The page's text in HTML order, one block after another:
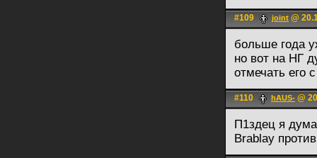
#109 joint @
больше года
но вот на НГ
отмечать его
#110 hAUS- @
П1здец я
Brablay